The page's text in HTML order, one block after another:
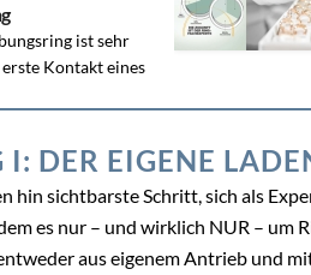
ist sehr
Kontakt eines
DER EIGENE
hin sichtbarste Schritt, sich als
es nur – und wirklich NUR – um
aus eigenem Antrieb und